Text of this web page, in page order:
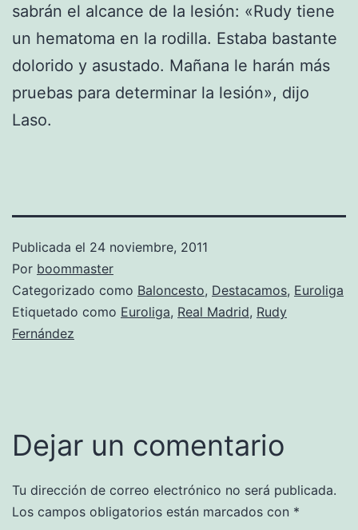
sabrán el alcance de la lesión: «Rudy tiene
un hematoma en la rodilla. Estaba bastante
dolorido y asustado. Mañana le harán más
pruebas para determinar la lesión», dijo
Laso.
Publicada el 24 noviembre, 2011
Por boommaster
Categorizado como Baloncesto, Destacamos, Euroliga
Etiquetado como Euroliga, Real Madrid, Rudy
Fernández
Dejar un comentario
Tu dirección de correo electrónico no será publicada.
Los campos obligatorios están marcados con *